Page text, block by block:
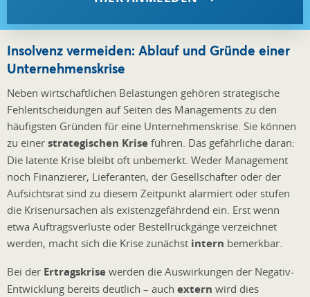
Insolvenz vermeiden: Ablauf und Gründe einer
Unternehmenskrise
Neben wirtschaftlichen Belastungen gehören strategische
Fehlentscheidungen auf Seiten des Managements zu den
häufigsten Gründen für eine Unternehmenskrise. Sie können
zu einer strategischen Krise führen. Das gefährliche daran:
Die latente Krise bleibt oft unbemerkt. Weder Management
noch Finanzierer, Lieferanten, der Gesellschafter oder der
Aufsichtsrat sind zu diesem Zeitpunkt alarmiert oder stufen
die Krisenursachen als existenzgefährdend ein. Erst wenn
etwa Auftragsverluste oder Bestellrückgänge verzeichnet
werden, macht sich die Krise zunächst intern bemerkbar.
Bei der Ertragskrise werden die Auswirkungen der Negativ-
Entwicklung bereits deutlich – auch extern wird dies